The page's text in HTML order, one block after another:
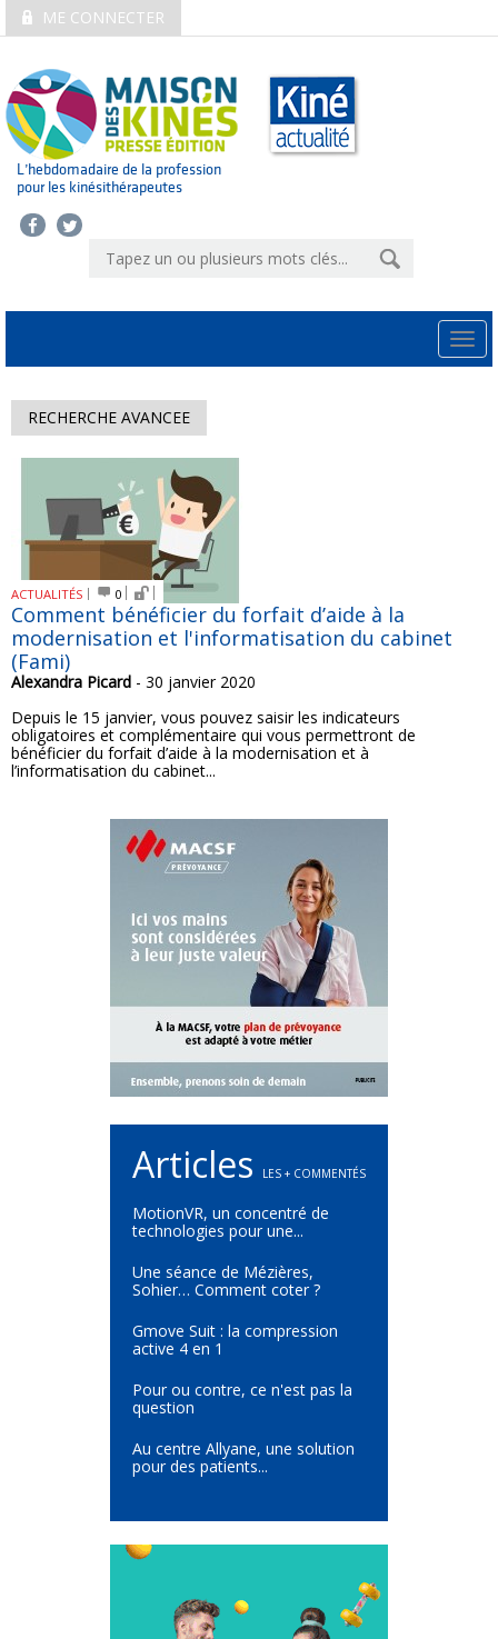
ME CONNECTER
L’hebdomadaire de la profession
pour les kinésithérapeutes
RECHERCHE AVANCEE
ACTUALITÉS 0
Comment bénéficier du forfait d’aide à la
modernisation et l'informatisation du cabinet
(Fami)
Alexandra Picard - 30 janvier 2020
Depuis le 15 janvier, vous pouvez saisir les indicateurs
obligatoires et complémentaire qui vous permettront de
bénéficier du forfait d’aide à la modernisation et à
l’informatisation du cabinet...
Articles LES + COMMENTÉS
MotionVR, un concentré de
technologies pour une...
Une séance de Mézières,
Sohier… Comment coter ?
Gmove Suit : la compression
active 4 en 1
Pour ou contre, ce n'est pas la
question
Au centre Allyane, une solution
pour des patients...